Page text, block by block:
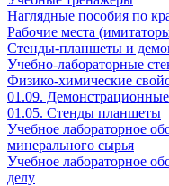
Наглядные пособия по
Рабочие места
Стенды-планшеты и
Учебно-лабораторные
Физико-химические
01.09.
01.05. Стенды планшеты
Учебное лабораторное
минерального сырья
Учебное лабораторное
делу